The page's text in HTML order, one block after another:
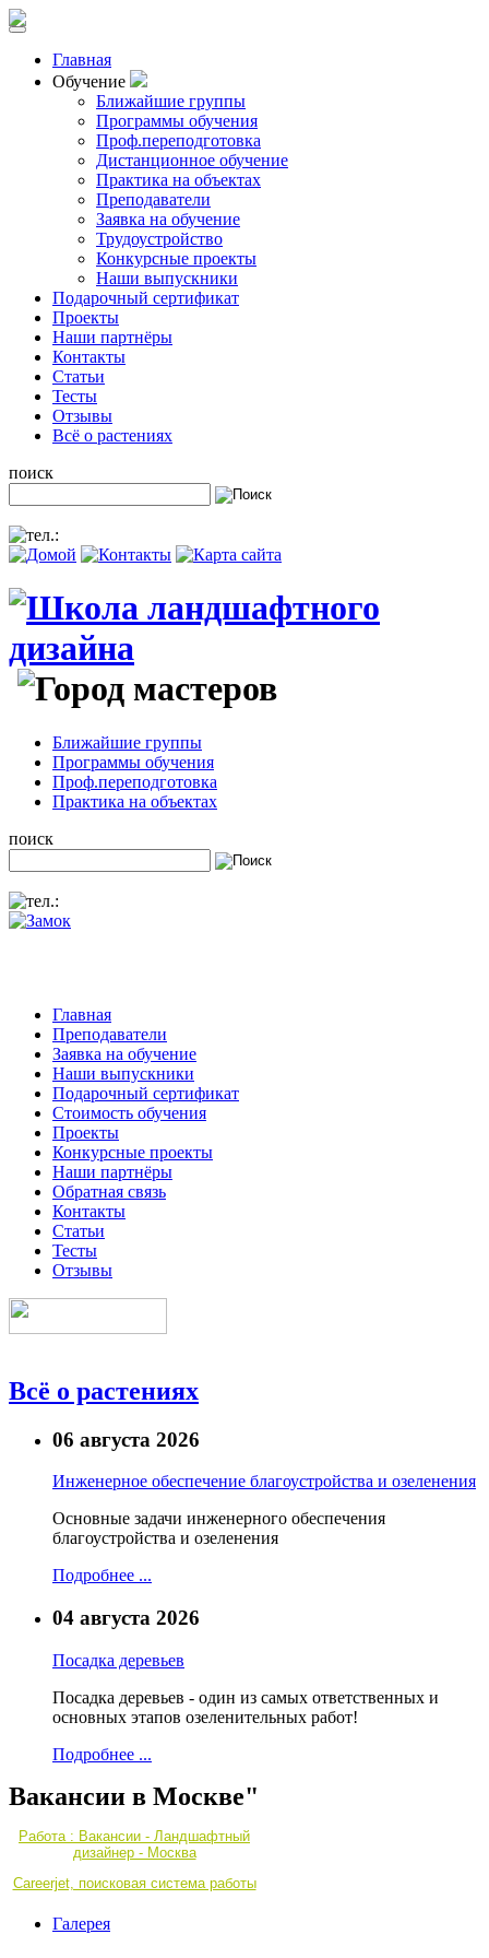
Главная
Обучение
Ближайшие группы
Программы обучения
Проф.переподготовка
Дистанционное обучение
Практика на объектах
Преподаватели
Заявка на обучение
Трудоустройство
Конкурсные проекты
Наши выпускники
Подарочный сертификат
Проекты
Наши партнёры
Контакты
Статьи
Тесты
Отзывы
Всё о растениях
поиск
Ближайшие группы
Программы обучения
Проф.переподготовка
Практика на объектах
поиск
Главная
Преподаватели
Заявка на обучение
Наши выпускники
Подарочный сертификат
Стоимость обучения
Проекты
Конкурсные проекты
Наши партнёры
Обратная связь
Контакты
Статьи
Тесты
Отзывы
Всё о растениях
06 августа 2026
Инженерное обеспечение благоустройства и озеленения
Основные задачи инженерного обеспечения
благоустройства и озеленения
Подробнее ...
04 августа 2026
Посадка деревьев
Посадка деревьев - один из самых ответственных и
основных этапов озеленительных работ!
Подробнее ...
Вакансии в Москве"
Работа : Вакансии - Ландшафтный
дизайнер - Москва
Careerjet, поисковая система работы
Галерея